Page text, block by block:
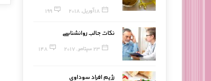
18 آوریل, 2018 199
نکات جالب روانشناسی
23 سپتامبر, 2017 148
رژیم افراد سوداوی